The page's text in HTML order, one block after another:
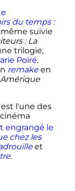
du temps :
suivie
: La
trilogie,
Poiré.
remakeen
l'une des
engrangé le
chez les
et
.